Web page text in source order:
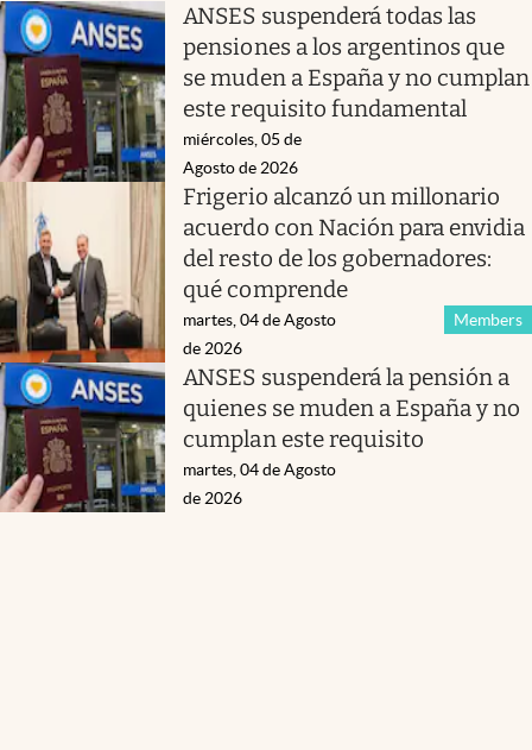
ANSES suspenderá todas las
pensiones a los argentinos que
se muden a España y no cumplan
este requisito fundamental
miércoles, 05 de
Agosto de 2026
Frigerio alcanzó un millonario
acuerdo con Nación para envidia
del resto de los gobernadores:
qué comprende
Members
martes, 04 de Agosto
de 2026
ANSES suspenderá la pensión a
quienes se muden a España y no
cumplan este requisito
martes, 04 de Agosto
de 2026